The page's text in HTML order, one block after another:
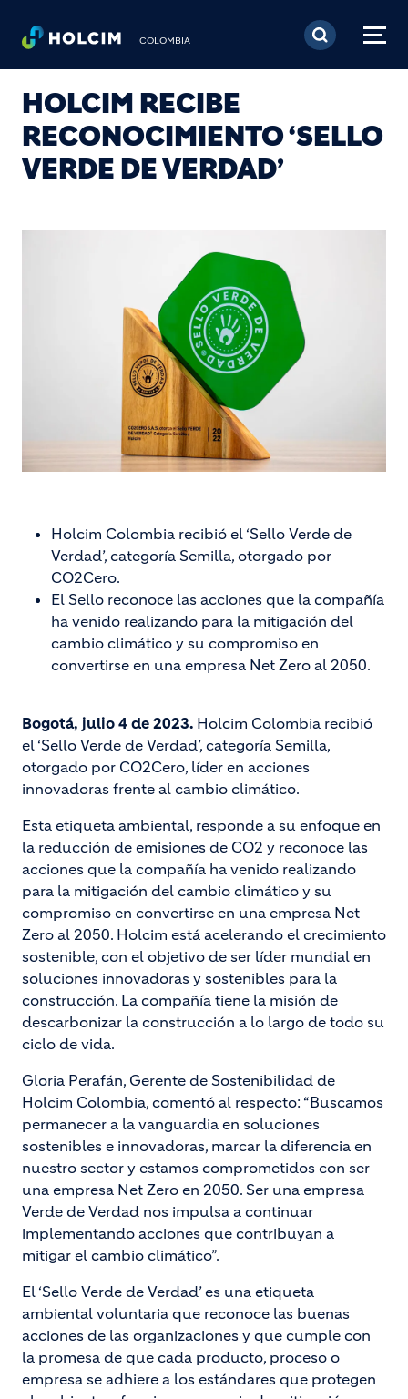
Pasar al contenido
COLOMBIA
HOLCIM RECIBE
RECONOCIMIENTO ‘SELLO
VERDE DE VERDAD’
Holcim Colombia recibió el ‘Sello Verde de
Verdad’, categoría Semilla, otorgado por
CO2Cero.
El Sello reconoce las acciones que la compañía
ha venido realizando para la mitigación del
cambio climático y su compromiso en
convertirse en una empresa Net Zero al 2050.
Bogotá, julio 4 de 2023. Holcim Colombia recibió
el ‘Sello Verde de Verdad’, categoría Semilla,
otorgado por CO2Cero, líder en acciones
innovadoras frente al cambio climático.
Esta etiqueta ambiental, responde a su enfoque en
la reducción de emisiones de CO2 y reconoce las
acciones que la compañía ha venido realizando
para la mitigación del cambio climático y su
compromiso en convertirse en una empresa Net
Zero al 2050. Holcim está acelerando el crecimiento
sostenible, con el objetivo de ser líder mundial en
soluciones innovadoras y sostenibles para la
construcción. La compañía tiene la misión de
descarbonizar la construcción a lo largo de todo su
ciclo de vida.
Gloria Perafán, Gerente de Sostenibilidad de
Holcim Colombia, comentó al respecto: “Buscamos
permanecer a la vanguardia en soluciones
sostenibles e innovadoras, marcar la diferencia en
nuestro sector y estamos comprometidos con ser
una empresa Net Zero en 2050. Ser una empresa
Verde de Verdad nos impulsa a continuar
implementando acciones que contribuyan a
mitigar el cambio climático”.
El ‘Sello Verde de Verdad’ es una etiqueta
ambiental voluntaria que reconoce las buenas
acciones de las organizaciones y que cumple con
la promesa de que cada producto, proceso o
empresa se adhiere a los estándares que protegen